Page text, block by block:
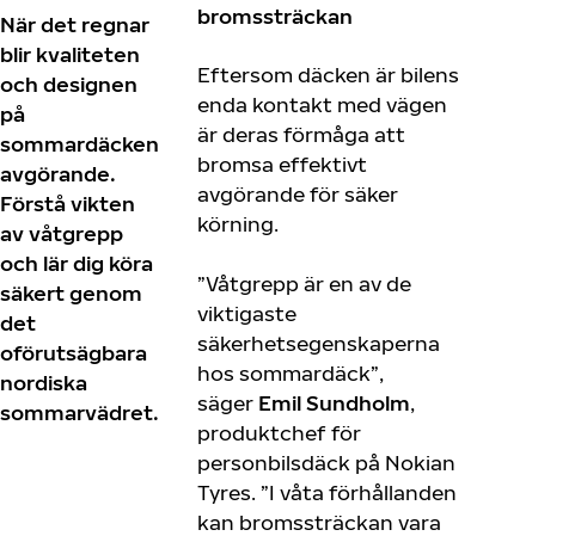
När det regnar
blir kvaliteten
och designen
på
sommardäcken
avgörande.
Förstå vikten
av våtgrepp
och lär dig köra
säkert genom
det
oförutsägbara
nordiska
sommarvädret.
bromssträckan
Eftersom däcken är bilens
enda kontakt med vägen
är deras förmåga att
bromsa effektivt
avgörande för säker
körning.
”Våtgrepp är en av de
viktigaste
säkerhetsegenskaperna
hos sommardäck”,
säger Emil Sundholm,
produktchef för
personbilsdäck på Nokian
Tyres. ”I våta förhållanden
kan bromssträckan vara